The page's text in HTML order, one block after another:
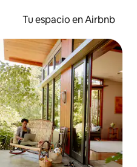
Tu espacio en Airbnb